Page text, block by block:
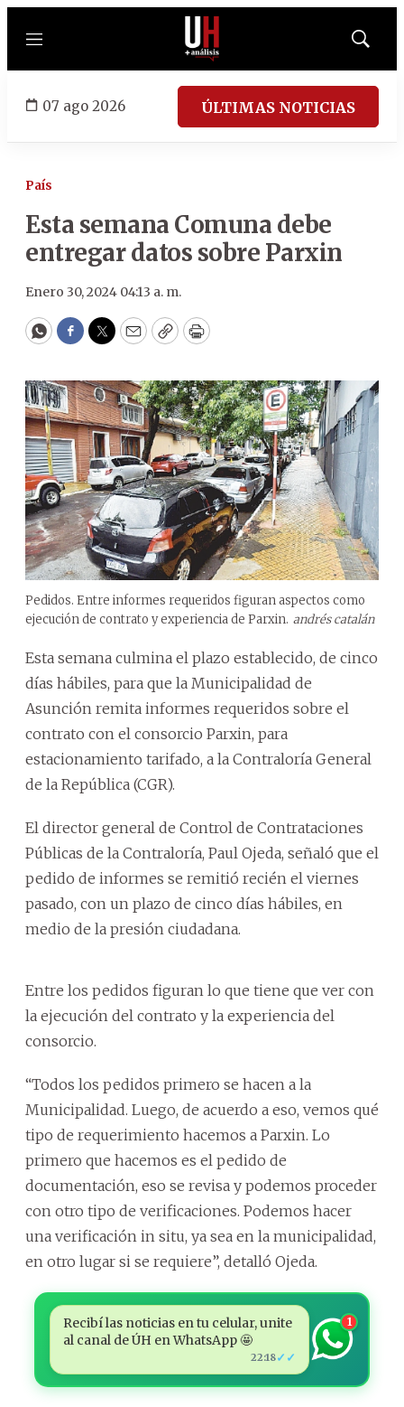
Menú
Mostrar
07 ago 2026 ÚLTIMAS NOTICIAS
País
Esta semana Comuna debe
entregar datos sobre Parxin
Enero 30, 2024 04:13 a. m.
WhatsApp
Facebook
Twitter
EmailCopyPrint
Pedidos. Entre informes requeridos figuran aspectos como
ejecución de contrato y experiencia de Parxin. andrés catalán
Esta semana culmina el plazo establecido, de cinco
días hábiles, para que la Municipalidad de
Asunción remita informes requeridos sobre el
contrato con el consorcio Parxin, para
estacionamiento tarifado, a la Contraloría General
de la República (CGR).
El director general de Control de Contrataciones
Públicas de la Contraloría, Paul Ojeda, señaló que el
pedido de informes se remitió recién el viernes
pasado, con un plazo de cinco días hábiles, en
medio de la presión ciudadana.
Entre los pedidos figuran lo que tiene que ver con
la ejecución del contrato y la experiencia del
consorcio.
“Todos los pedidos primero se hacen a la
Municipalidad. Luego, de acuerdo a eso, vemos qué
tipo de requerimiento hacemos a Parxin. Lo
primero que hacemos es el pedido de
documentación, eso se revisa y podemos proceder
con otro tipo de verificaciones. Podemos hacer
una verificación in situ, ya sea en la municipalidad,
en otro lugar si se requiere”, detalló Ojeda.
Recibí las noticias en tu celular, unite
al canal de ÚH en WhatsApp 🤩
22:18✓✓
1